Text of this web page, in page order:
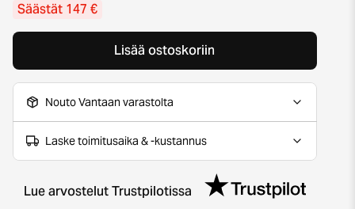
Säästät 147 €
Lisää ostoskoriin
Nouto Vantaan varastolta
Laske toimitusaika & -kustannus
Lue arvostelut Trustpilotissa